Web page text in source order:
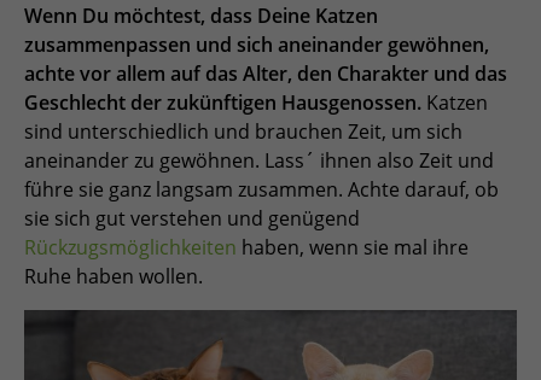
Wenn Du möchtest, dass Deine Katzen
zusammenpassen und sich aneinander gewöhnen,
achte vor allem auf das Alter, den Charakter und das
Geschlecht der zukünftigen Hausgenossen. Katzen
sind unterschiedlich und brauchen Zeit, um sich
aneinander zu gewöhnen. Lass´ ihnen also Zeit und
führe sie ganz langsam zusammen. Achte darauf, ob
sie sich gut verstehen und genügend
Rückzugsmöglichkeiten haben, wenn sie mal ihre
Ruhe haben wollen.